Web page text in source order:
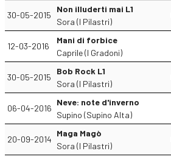
30-05-2015
Non illuderti mai L1
Sora (I Pilastri)
12-03-2016
Mani di forbice
Caprile (I Gradoni)
30-05-2015
Bob Rock L1
Sora (I Pilastri)
06-04-2016
Neve: note d'inverno
Supino (Supino Alta)
20-09-2014
Maga Magò
Sora (I Pilastri)